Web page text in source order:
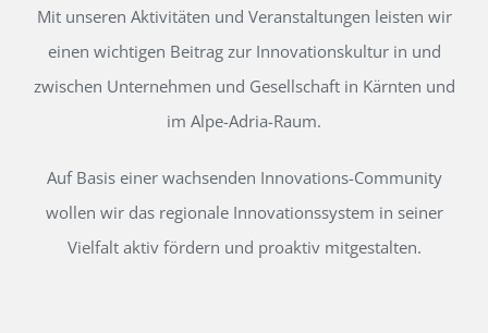
Mit unseren Aktivitäten und Veranstaltungen leisten wir
einen wichtigen Beitrag zur Innovationskultur in und
zwischen Unternehmen und Gesellschaft in Kärnten und
im Alpe-Adria-Raum.
Auf Basis einer wachsenden Innovations-Community
wollen wir das regionale Innovationssystem in seiner
Vielfalt aktiv fördern und proaktiv mitgestalten.